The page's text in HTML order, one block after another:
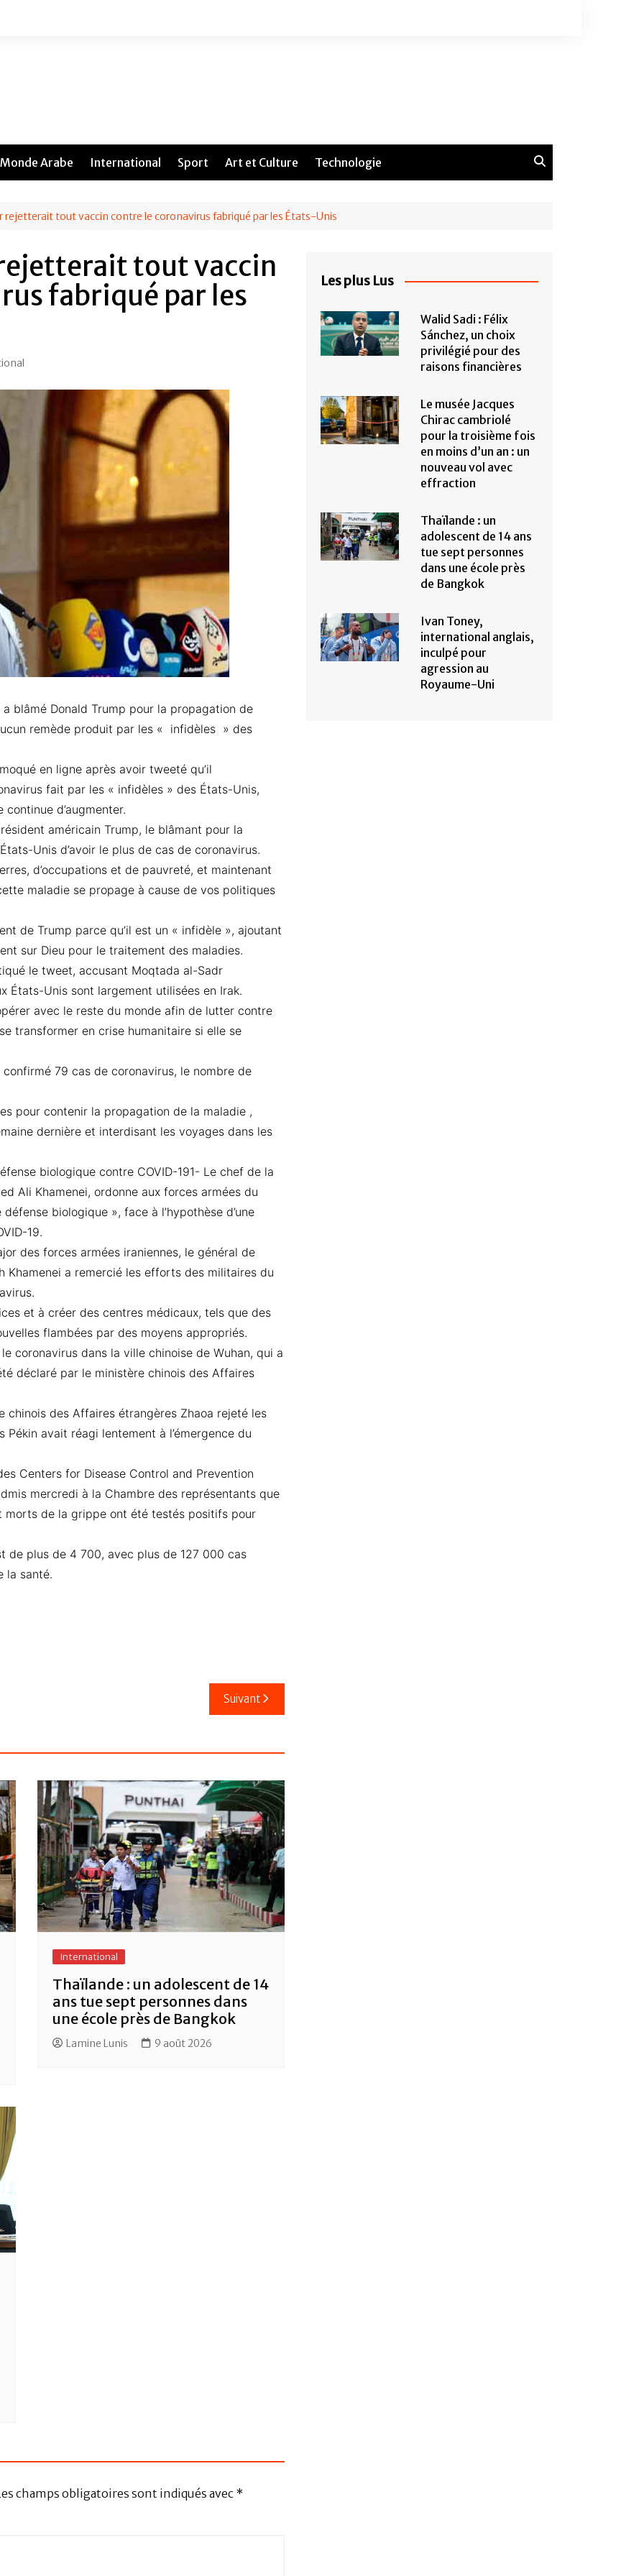
Monde Arabe International Sport Art et Culture Technologie
rejetterait tout vaccin contre le coronavirus fabriqué par les États-Unis
tout vaccin
fabriqué par les
blâmé Donald Trump pour la propagation de
remède produit par les « infidèles » des
en ligne après avoir tweeté qu’il
fait par les « infidèles » des États-Unis,
d’augmenter.
américain Trump, le blâmant pour la
Unis d’avoir le plus de cas de coronavirus.
d’occupations et de pauvreté, et maintenant
maladie se propage à cause de vos politiques
de Trump parce qu’il est un « infidèle », ajoutant
sur Dieu pour le traitement des maladies.
le tweet, accusant Moqtada al-Sadr
États-Unis sont largement utilisées en Irak.
avec le reste du monde afin de lutter contre
transformer en crise humanitaire si elle se
79 cas de coronavirus, le nombre de
pour contenir la propagation de la maladie ,
dernière et interdisant les voyages dans les
biologique contre COVID-191- Le chef de la
Ali Khamenei, ordonne aux forces armées du
biologique », face à l’hypothèse d’une
19.
des forces armées iraniennes, le général de
Khamenei a remercié les efforts des militaires du
et à créer des centres médicaux, tels que des
flambées par des moyens appropriés.
coronavirus dans la ville chinoise de Wuhan, qui a
déclaré par le ministère chinois des Affaires
des Affaires étrangères Zhaoa rejeté les
avait réagi lentement à l’émergence du
Centers for Disease Control and Prevention
mercredi à la Chambre des représentants que
morts de la grippe ont été testés positifs pour
de plus de 4 700, avec plus de 127 000 cas
la santé.
Suivant
International
Thaïlande : un adolescent de 14
ans tue sept personnes dans
une école près de Bangkok
Lamine Lunis 9 août 2026
champs obligatoires sont indiqués avec *
Les plus Lus
Walid Sadi : Félix
Sánchez, un choix
privilégié pour des
raisons financières
Le musée Jacques
Chirac cambriolé
pour la troisième fois
en moins d’un an : un
nouveau vol avec
effraction
Thaïlande : un
adolescent de 14 ans
tue sept personnes
dans une école près
de Bangkok
Ivan Toney,
international anglais,
inculpé pour
agression au
Royaume-Uni